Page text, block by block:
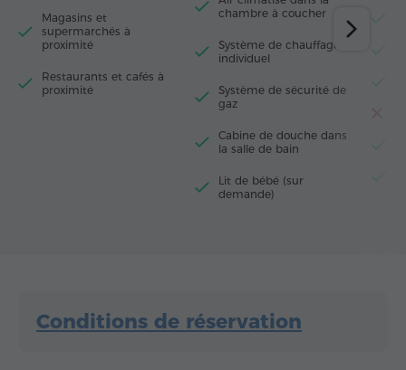
Magasins et
supermarchés à
proximité
Restaurants et cafés à
proximité
chambre à coucher
Système de chauffage
individuel
Système de sécurité de
gaz
Cabine de douche dans
la salle de bain
Lit de bébé (sur
demande)
Conditions de réservation